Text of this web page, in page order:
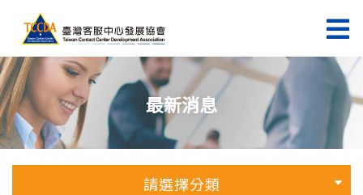
最新消息
請選擇分類